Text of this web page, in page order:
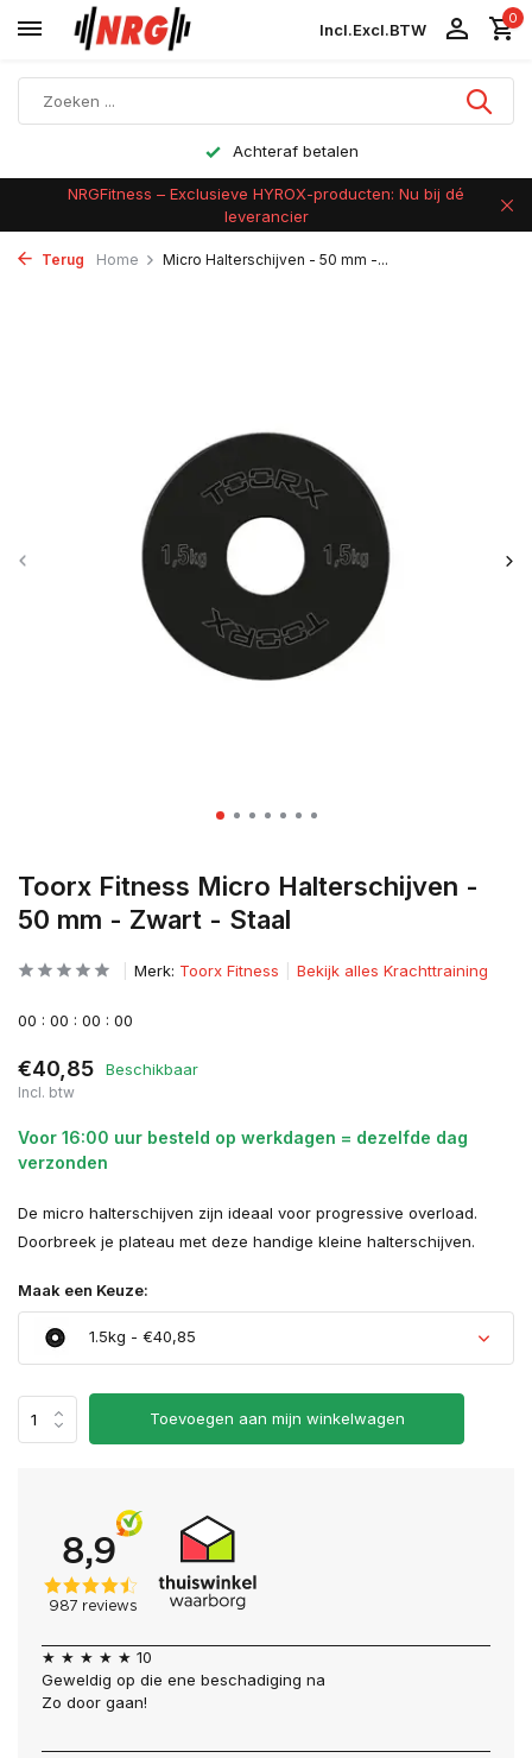
Incl.Excl.BTW
0
Achteraf betalen
NRGFitness – Exclusieve HYROX-producten: Nu bij dé
leverancier
Terug Home Micro Halterschijven - 50 mm -...
Toorx Fitness Micro Halterschijven -
50 mm - Zwart - Staal
Merk: Toorx Fitness Bekijk alles Krachttraining
00 : 00 : 00 : 00
€40,85 Beschikbaar
Incl. btw
Voor 16:00 uur besteld op werkdagen = dezelfde dag
verzonden
De micro halterschijven zijn ideaal voor progressive overload.
Doorbreek je plateau met deze handige kleine halterschijven.
Maak een Keuze:
1.5kg - €40,85
Toevoegen aan mijn winkelwagen
★ ★ ★ ★ ★ 10
Geweldig op die ene beschadiging na
Zo door gaan!